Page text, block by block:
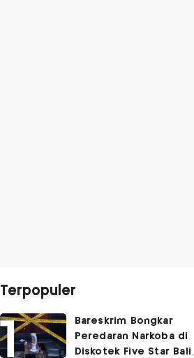
Terpopuler
Bareskrim Bongkar
Peredaran Narkoba di
Diskotek Five Star Bali,